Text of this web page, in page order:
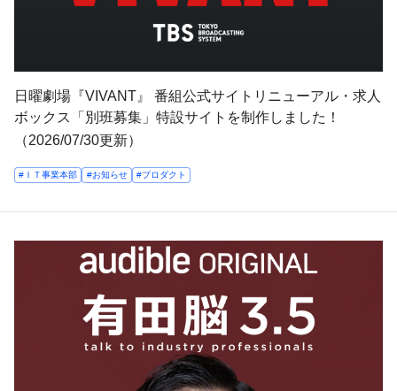
日曜劇場『VIVANT』 番組公式サイトリニューアル・求人
ボックス「別班募集」特設サイトを制作しました！
（2026/07/30更新）
#ＩＴ事業本部 #お知らせ #プロダクト